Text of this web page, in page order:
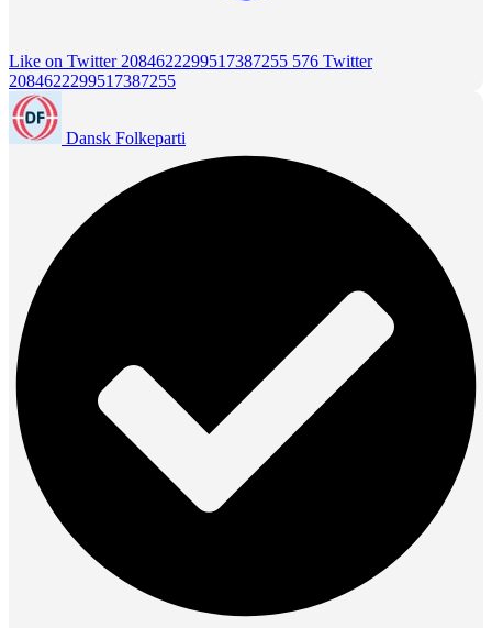
Like on Twitter 2084622299517387255 576 Twitter
2084622299517387255
Dansk Folkeparti